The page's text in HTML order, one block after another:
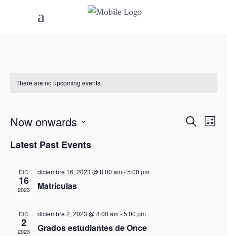
There are no upcoming events.
SearchList
Now onwards
date.
Latest Past Events
DIC
16
2023
diciembre 16, 2023 @ 8:00 am-5:00 pm
Matrículas
DIC
2
2023
diciembre 2, 2023 @ 8:00 am-5:00 pm
Grados estudiantes de Once